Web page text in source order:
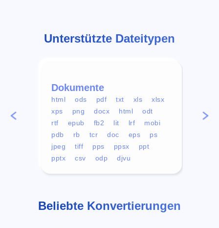
Unterstützte Dateitypen
Dokumente
html ods pdf txt xls
xlsx
xps
png docx html
odt
rtf
epub fb2 lit lrf
mobi
pdb
rb tcr doc eps
ps
jpeg
tiff pps ppsx
ppt
pptx
csv odp djvu
mp4
Beliebte Konvertierungen